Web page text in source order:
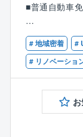
【具体的には
■住宅新築／
■間取りや施
■設計デザイ
顧客1チーム制
■施工現場の
■PCによる
及び請求書の
■普通自動車
【歓迎】
■インテリア
■インテリア
■建築士有資
■照明士
■照明コンサ
■カラーコー
■キッチンス
# 地域密着 #
# リノベーショ